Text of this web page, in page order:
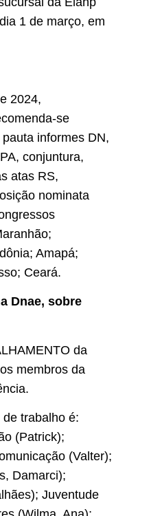
1 de março, em
2024,
se
informes DN,
conjuntura,
atas RS,
nominata
Amapá;
Ceará.
Dnae, sobre
da
membros da
trabalho é:
(Patrick);
(Valter);
Damarci);
Juventude